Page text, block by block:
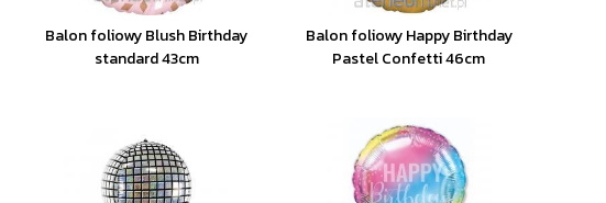
Balon foliowy Blush Birthday
standard 43cm
Balon foliowy Happy Birthday
Pastel Confetti 46cm